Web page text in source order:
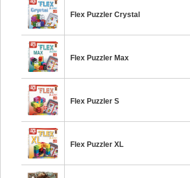
Flex Puzzler Crystal
Flex Puzzler Max
Flex Puzzler S
Flex Puzzler XL